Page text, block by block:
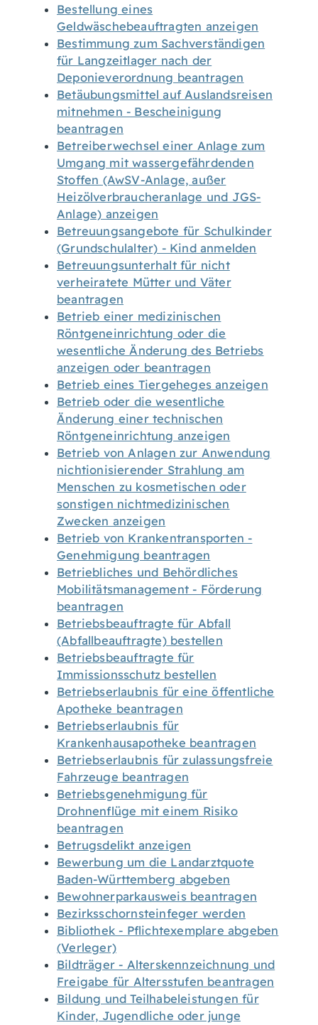
Bestellung eines
Geldwäschebeauftragten anzeigen
Bestimmung zum Sachverständigen
für Langzeitlager nach der
Deponieverordnung beantragen
Betäubungsmittel auf Auslandsreisen
mitnehmen - Bescheinigung
beantragen
Betreiberwechsel einer Anlage zum
Umgang mit wassergefährdenden
Stoffen (AwSV-Anlage, außer
Heizölverbraucheranlage und JGS-
Anlage) anzeigen
Betreuungsangebote für Schulkinder
(Grundschulalter) - Kind anmelden
Betreuungsunterhalt für nicht
verheiratete Mütter und Väter
beantragen
Betrieb einer medizinischen
Röntgeneinrichtung oder die
wesentliche Änderung des Betriebs
anzeigen oder beantragen
Betrieb eines Tiergeheges anzeigen
Betrieb oder die wesentliche
Änderung einer technischen
Röntgeneinrichtung anzeigen
Betrieb von Anlagen zur Anwendung
nichtionisierender Strahlung am
Menschen zu kosmetischen oder
sonstigen nichtmedizinischen
Zwecken anzeigen
Betrieb von Krankentransporten -
Genehmigung beantragen
Betriebliches und Behördliches
Mobilitätsmanagement - Förderung
beantragen
Betriebsbeauftragte für Abfall
(Abfallbeauftragte) bestellen
Betriebsbeauftragte für
Immissionsschutz bestellen
Betriebserlaubnis für eine öffentliche
Apotheke beantragen
Betriebserlaubnis für
Krankenhausapotheke beantragen
Betriebserlaubnis für zulassungsfreie
Fahrzeuge beantragen
Betriebsgenehmigung für
Drohnenflüge mit einem Risiko
beantragen
Betrugsdelikt anzeigen
Bewerbung um die Landarztquote
Baden-Württemberg abgeben
Bewohnerparkausweis beantragen
Bezirksschornsteinfeger werden
Bibliothek - Pflichtexemplare abgeben
(Verleger)
Bildträger - Alterskennzeichnung und
Freigabe für Altersstufen beantragen
Bildung und Teilhabeleistungen für
Kinder, Jugendliche oder junge